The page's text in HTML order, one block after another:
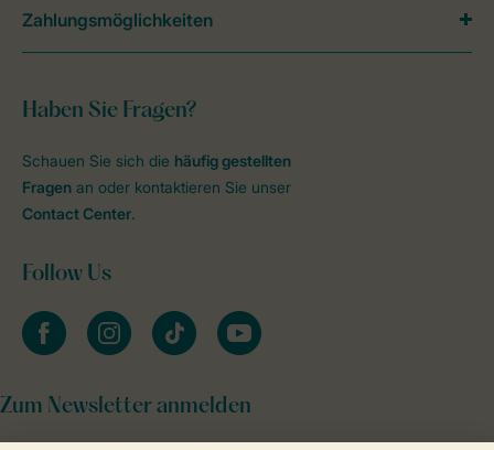
Haben Sie Fragen?
Schauen Sie sich die häufig gestellten
Fragen an oder kontaktieren Sie unser
Contact Center.
Follow Us
facebookinstagramtiktok youtube
Zum Newsletter anmelden
Zahlungsmöglichkeiten